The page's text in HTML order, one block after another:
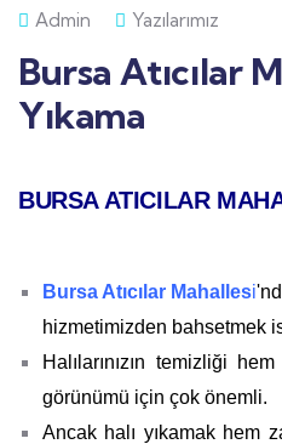
Admin Yazılarımız
Bursa Atıcılar
Yıkama
BURSA ATICILAR
Bursa Atıcılar Mahallesi
hizmetimizden bahsetmek
Halılarınızın temizliği
görünümü için çok önemli.
Ancak halı yıkamak hem